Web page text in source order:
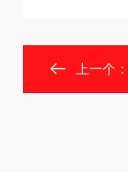
上一个：